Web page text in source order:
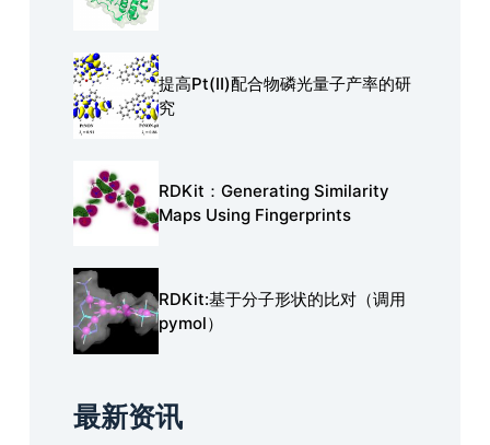
提高Pt(Ⅱ)配合物磷光量子产率的研
究
RDKit：Generating Similarity
Maps Using Fingerprints
RDKit:基于分子形状的比对（调用
pymol）
最新资讯